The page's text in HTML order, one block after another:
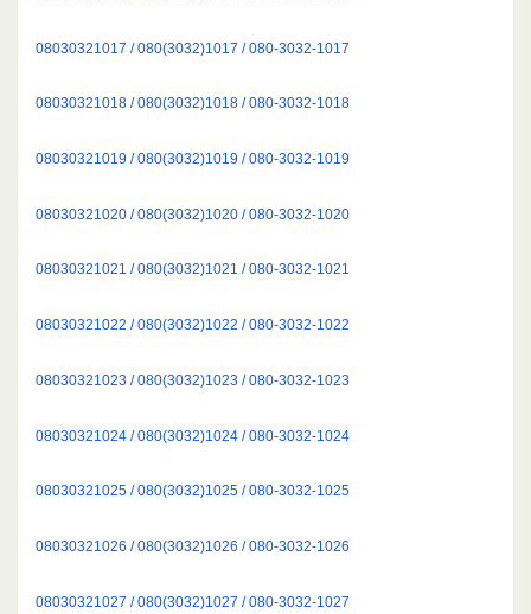
08030321017 / 080(3032)1017 / 080-3032-1017
08030321018 / 080(3032)1018 / 080-3032-1018
08030321019 / 080(3032)1019 / 080-3032-1019
08030321020 / 080(3032)1020 / 080-3032-1020
08030321021 / 080(3032)1021 / 080-3032-1021
08030321022 / 080(3032)1022 / 080-3032-1022
08030321023 / 080(3032)1023 / 080-3032-1023
08030321024 / 080(3032)1024 / 080-3032-1024
08030321025 / 080(3032)1025 / 080-3032-1025
08030321026 / 080(3032)1026 / 080-3032-1026
08030321027 / 080(3032)1027 / 080-3032-1027